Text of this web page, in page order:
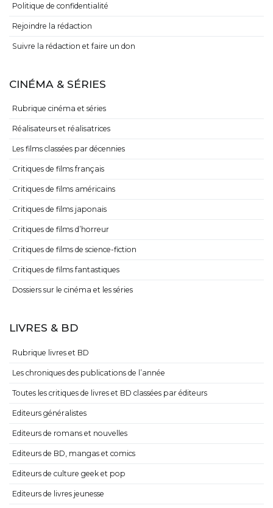
Politique de confidentialité
Rejoindre la rédaction
Suivre la rédaction et faire un don
CINÉMA & SÉRIES
Rubrique cinéma et séries
Réalisateurs et réalisatrices
Les films classées par décennies
Critiques de films français
Critiques de films américains
Critiques de films japonais
Critiques de films d’horreur
Critiques de films de science-fiction
Critiques de films fantastiques
Dossiers sur le cinéma et les séries
LIVRES & BD
Rubrique livres et BD
Les chroniques des publications de l’année
Toutes les critiques de livres et BD classées par éditeurs
Editeurs généralistes
Editeurs de romans et nouvelles
Editeurs de BD, mangas et comics
Editeurs de culture geek et pop
Editeurs de livres jeunesse